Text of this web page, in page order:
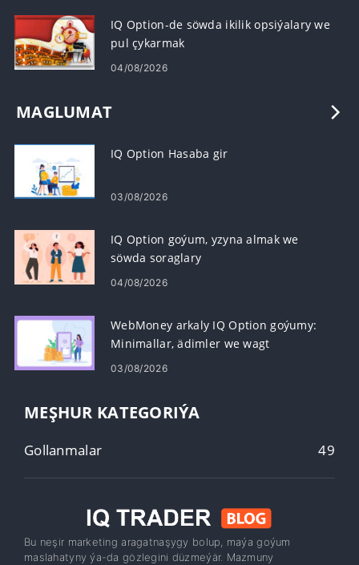
IQ Option-de söwda ikilik opsiýalary we
pul çykarmak
04/08/2026
MAGLUMAT
IQ Option Hasaba gir
03/08/2026
IQ Option goýum, yzyna almak we
söwda soraglary
04/08/2026
WebMoney arkaly IQ Option goýumy:
Minimallar, ädimler we wagt
03/08/2026
MEŞHUR KATEGORIÝA
Gollanmalar 49
Bu neşir marketing aragatnaşygy bolup, maýa goýum
maslahatyny ýa-da gözlegini düzmeýär. Mazmuny